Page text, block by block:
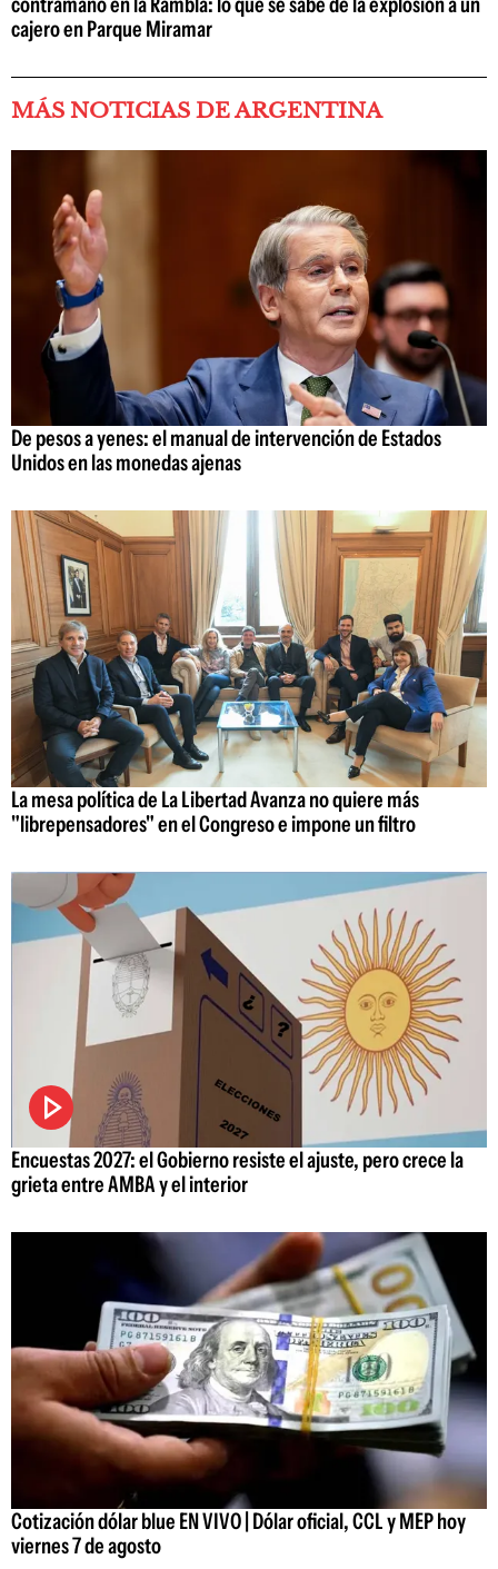
cajero en Parque Miramar
MÁS NOTICIAS DE ARGENTINA
De pesos a yenes: el manual de intervención de Estados
Unidos en las monedas ajenas
La mesa política de La Libertad Avanza no quiere más
"librepensadores" en el Congreso e impone un filtro
Encuestas 2027: el Gobierno resiste el ajuste, pero crece la
grieta entre AMBA y el interior
Cotización dólar blue EN VIVO | Dólar oficial, CCL y MEP hoy
viernes 7 de agosto